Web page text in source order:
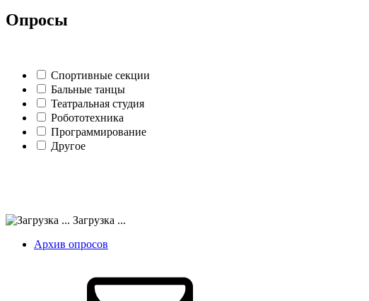
Опросы
Спортивные секции
Бальные танцы
Театральная студия
Робототехника
Программирование
Другое
Загрузка ...
Архив опросов